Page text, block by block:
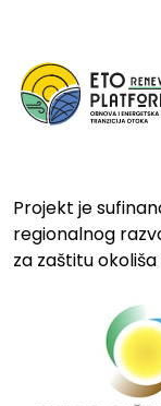
Projekt je
regionalnog
za zaštitu